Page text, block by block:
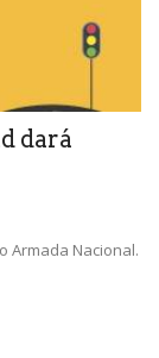
dará
Armada Nacional.